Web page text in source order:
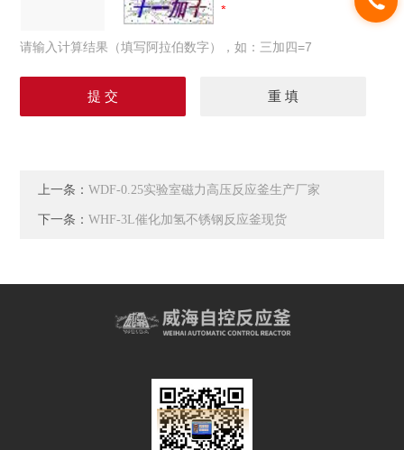
请输入计算结果（填写阿拉伯数字），如：三加四=7
上一条：WDF-0.25实验室磁力高压反应釜生产厂家
下一条：WHF-3L催化加氢不锈钢反应釜现货